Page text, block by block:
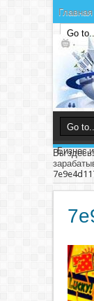
Главная
Бизнес
Вы